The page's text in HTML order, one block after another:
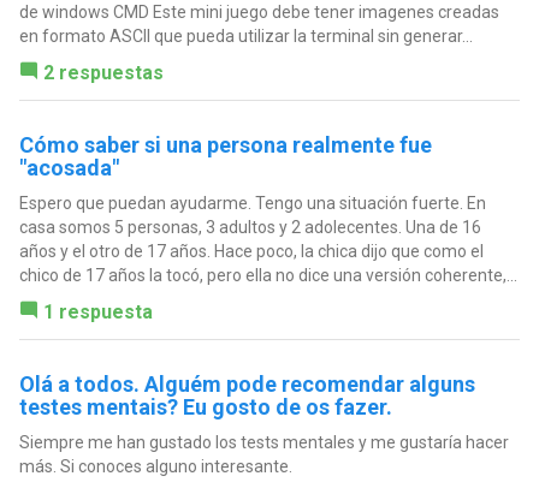
de windows CMD Este mini juego debe tener imagenes creadas
en formato ASCII que pueda utilizar la terminal sin generar...
2 respuestas
Cómo saber si una persona realmente fue
"acosada"
Espero que puedan ayudarme. Tengo una situación fuerte. En
casa somos 5 personas, 3 adultos y 2 adolecentes. Una de 16
años y el otro de 17 años. Hace poco, la chica dijo que como el
chico de 17 años la tocó, pero ella no dice una versión coherente,...
1 respuesta
Olá a todos. Alguém pode recomendar alguns
testes mentais? Eu gosto de os fazer.
Siempre me han gustado los tests mentales y me gustaría hacer
más. Si conoces alguno interesante.